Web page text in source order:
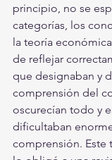
principio, no se
categorías, los
la teoría
de reflejar
que designaban y
comprensión del
oscurecían todo y
dificultaban
comprensión. Este